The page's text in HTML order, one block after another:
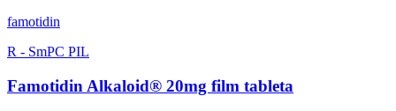
famotidin
R - SmPC PIL
Famotidin Alkaloid® 20mg film tableta